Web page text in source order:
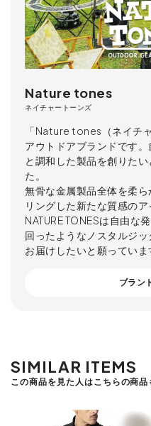
Nature tones
ネイチャートーンズ
「Nature tones（ネイチ
アウトドアブランドです
と調和した製品を創りた
た。
無骨な金属製品全体を柔
リングした新たな質感のア
NATURE TONESは自由な
回ったようなノスタルジ
お届けしたいと願っていま
ブラン
SIMILAR ITEMS
この商品を見た人はこちらの商